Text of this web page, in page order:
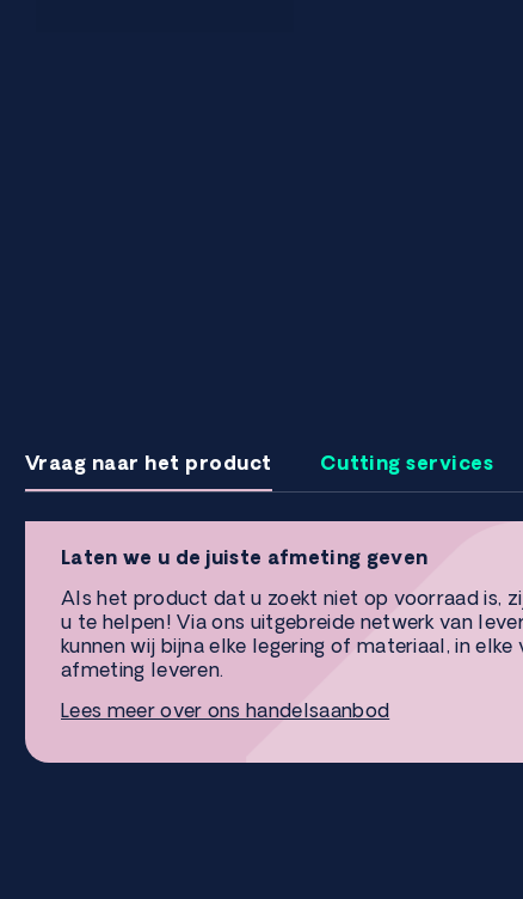
Vraag naar het product Cutting services
Laten we u de juiste afmeting geven
Als het product dat u zoekt niet op voorraad is,
u te helpen! Via ons uitgebreide netwerk van
kunnen wij bijna elke legering of materiaal, in elke
afmeting leveren.
Lees meer over ons handelsaanbod